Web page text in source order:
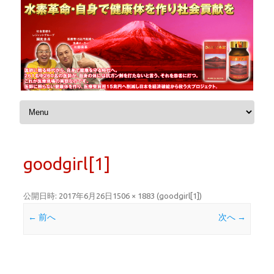
コンテンツへスキップ
goodgirl[1]
公開日時: 2017年6月26日 1506 × 1883 (goodgirl[1] )
← 前へ 次へ →